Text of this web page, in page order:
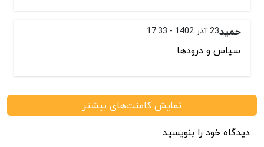
حمید23 آذر 1402 - 17:33
سپاس و درودها
نمایش کامنت‌های بیشتر
دیدگاه خود را بنویسید